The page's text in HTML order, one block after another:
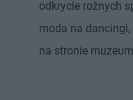
odkrycie rożnych
moda na
na stronie muzeum